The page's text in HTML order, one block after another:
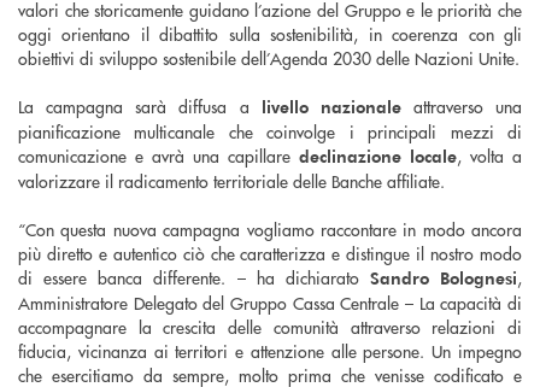
valori che storicamente guidano l’azione del Gruppo e le priorità che
oggi orientano il dibattito sulla sostenibilità, in coerenza con gli
obiettivi di sviluppo sostenibile dell’Agenda 2030 delle Nazioni Unite.
La campagna sarà diffusa a livello nazionaleattraverso una
pianificazione multicanale che coinvolge i principali mezzi di
comunicazione e avrà una capillare declinazione locale, volta a
valorizzare il radicamento territoriale delle Banche affiliate.
“Con questa nuova campagna vogliamo raccontare in modo ancora
più diretto e autentico ciò che caratterizza e distingue il nostro modo
di essere banca differente. – ha dichiarato Sandro Bolognesi,
Amministratore Delegato del Gruppo Cassa Centrale – La capacità di
accompagnare la crescita delle comunità attraverso relazioni di
fiducia, vicinanza ai territori e attenzione alle persone. Un impegno
che esercitiamo da sempre, molto prima che venisse codificato e